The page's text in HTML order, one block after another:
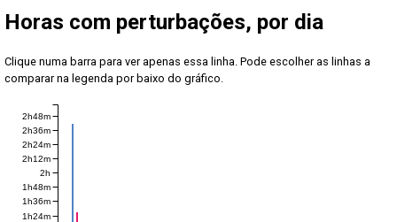
Horas com perturbações, por dia
Clique numa barra para ver apenas essa linha. Pode escolher as linhas a
comparar na legenda por baixo do gráfico.
1h24m
1h36m
1h48m
2h
2h12m
2h24m
2h36m
2h48m